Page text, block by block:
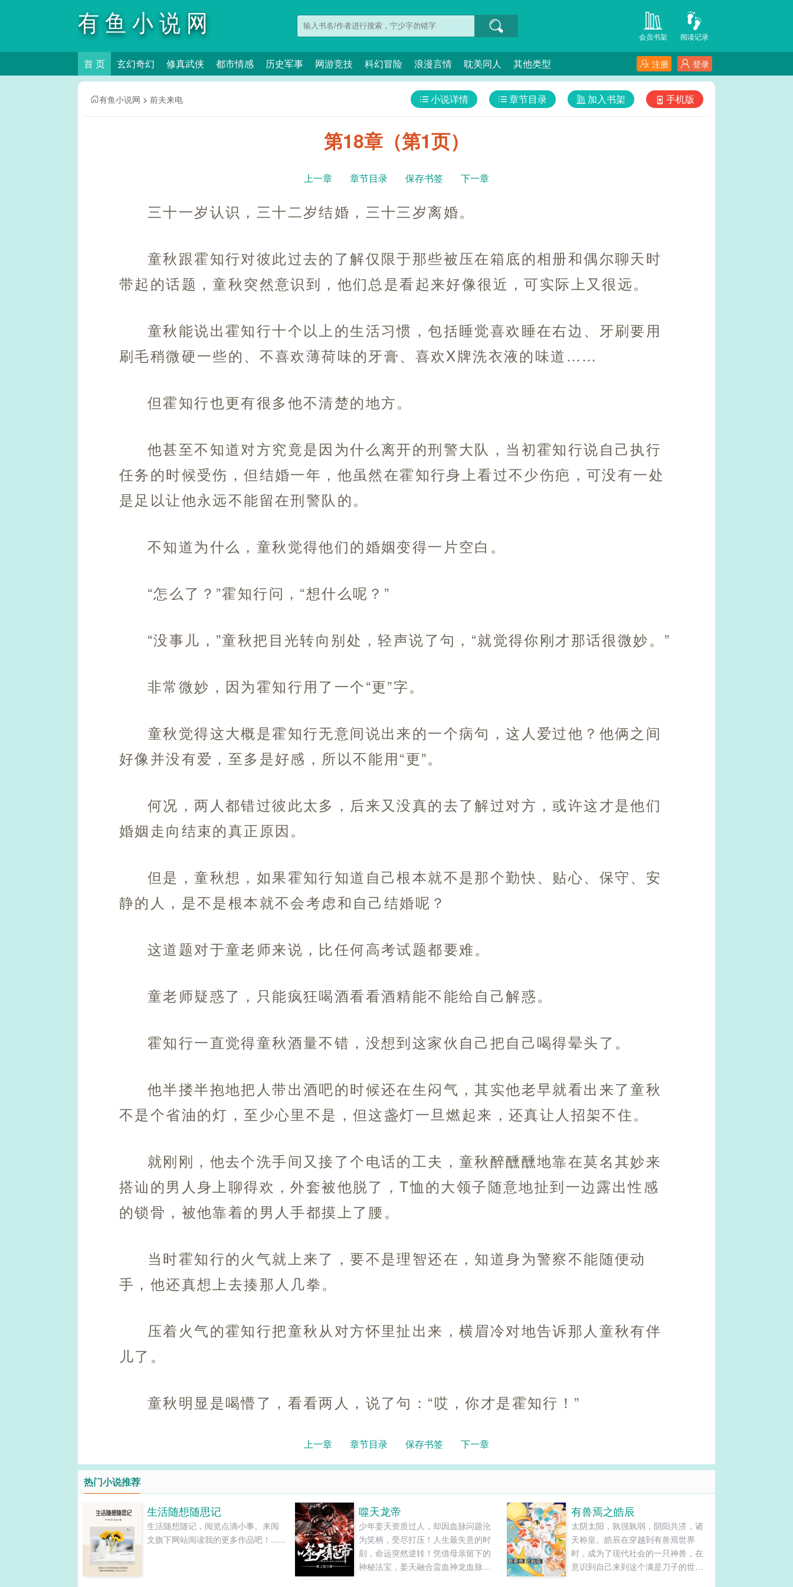
有鱼小说网 阅读记录
会员书架
首 页 玄幻奇幻 修真武侠 都市情感 历史军事 网游竞技 科幻冒险 浪漫言情 耽美同人 其他类型 登录
注册
有鱼小说网 > 前夫来电 手机版
加入书架
章节目录
小说详情
第18章（第1页）
上一章 章节目录 保存书签 下一章
三十一岁认识，三十二岁结婚，三十三岁离婚。
童秋跟霍知行对彼此过去的了解仅限于那些被压在箱底的相册和偶尔聊天时
带起的话题，童秋突然意识到，他们总是看起来好像很近，可实际上又很远。
童秋能说出霍知行十个以上的生活习惯，包括睡觉喜欢睡在右边、牙刷要用
刷毛稍微硬一些的、不喜欢薄荷味的牙膏、喜欢X牌洗衣液的味道……
但霍知行也更有很多他不清楚的地方。
他甚至不知道对方究竟是因为什么离开的刑警大队，当初霍知行说自己执行
任务的时候受伤，但结婚一年，他虽然在霍知行身上看过不少伤疤，可没有一处
是足以让他永远不能留在刑警队的。
不知道为什么，童秋觉得他们的婚姻变得一片空白。
“怎么了？”霍知行问，“想什么呢？”
“没事儿，”童秋把目光转向别处，轻声说了句，“就觉得你刚才那话很微妙。”
非常微妙，因为霍知行用了一个“更”字。
童秋觉得这大概是霍知行无意间说出来的一个病句，这人爱过他？他俩之间
好像并没有爱，至多是好感，所以不能用“更”。
何况，两人都错过彼此太多，后来又没真的去了解过对方，或许这才是他们
婚姻走向结束的真正原因。
但是，童秋想，如果霍知行知道自己根本就不是那个勤快、贴心、保守、安
静的人，是不是根本就不会考虑和自己结婚呢？
这道题对于童老师来说，比任何高考试题都要难。
童老师疑惑了，只能疯狂喝酒看看酒精能不能给自己解惑。
霍知行一直觉得童秋酒量不错，没想到这家伙自己把自己喝得晕头了。
他半搂半抱地把人带出酒吧的时候还在生闷气，其实他老早就看出来了童秋
不是个省油的灯，至少心里不是，但这盏灯一旦燃起来，还真让人招架不住。
就刚刚，他去个洗手间又接了个电话的工夫，童秋醉醺醺地靠在莫名其妙来
搭讪的男人身上聊得欢，外套被他脱了，T恤的大领子随意地扯到一边露出性感
的锁骨，被他靠着的男人手都摸上了腰。
当时霍知行的火气就上来了，要不是理智还在，知道身为警察不能随便动
手，他还真想上去揍那人几拳。
压着火气的霍知行把童秋从对方怀里扯出来，横眉冷对地告诉那人童秋有伴
儿了。
童秋明显是喝懵了，看看两人，说了句：“哎，你才是霍知行！”
上一章 章节目录 保存书签 下一章
热门小说推荐
生活随想随思记
生活随想随记，阅览点滴小事。来阅
文旗下网站阅读我的更多作品吧！......
噬天龙帝
少年姜天资质过人，却因血脉问题沦
为笑柄，受尽打压！人生最失意的时
刻，命运突然逆转！凭借母亲留下的
神秘法宝，姜天融合蛮血神龙血脉，
有兽焉之皓辰
太阴太阳，孰强孰弱，阴阳共济，诸
天称皇。皓辰在穿越到有兽焉世界
时，成为了现代社会的一只神兽，在
意识到自己来到这个满是刀子的世界